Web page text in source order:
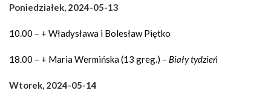
Poniedziałek, 2024-05-13
10.00 – + Władysława i Bolesław Piętko
18.00 – + Maria Wermińska (13 greg.) – Biały tydzień
Wtorek, 2024-05-14